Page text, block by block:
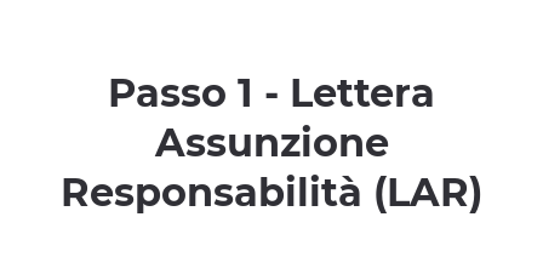
Passo 1 - Lettera
Assunzione
Responsabilità (LAR)